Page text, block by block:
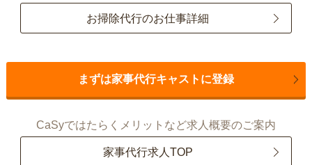
お掃除代行のお仕事詳細
まずは家事代行キャストに登録
CaSyではたらくメリットなど求人概要のご案内
家事代行求人TOP